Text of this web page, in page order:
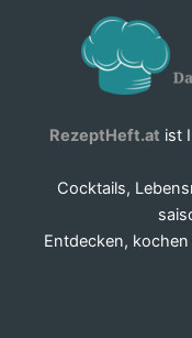
RezeptHeft.at ist
Cocktails,
Entdecken,